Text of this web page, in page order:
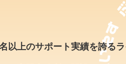
以上のサポート実績を誇る